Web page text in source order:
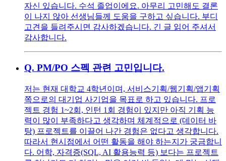
자신 있습니다. 수석 졸업이에요. 아무리 고민해도 결론
이 나지 않아 선생님들께 도움을 구하고 싶습니다. 부디
고견을 들려주시면 감사하겠습니다. 긴 글 읽어 주셔서
감사합니다.
Q. PM/PO 스펙 관련 고민입니다.
저는 현재 대학교 4학년이며, 서비스기획/웹기획/앱기획
쪽으로의 대기업 사기업을 목표로 하고 있습니다. 프로
젝트 경험 1~2회, 인턴 1회 경험이 있지만 아직 기획 능
력이 많이 부족하다고 생각하며 체계적으로 (데이터 바
탕) 프로젝트를 이끌어 나간 경험은 없다고 생각합니다.
따라서 현시점에서 어떤 활동을 해야 하는지가 궁금합니
다. 어학, 자격증(SQL, AI 활용능력 등) 보다는 프로젝트